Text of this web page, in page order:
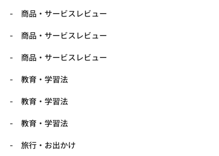
商品・サービスレビュー
商品・サービスレビュー
商品・サービスレビュー
教育・学習法
教育・学習法
教育・学習法
旅行・お出かけ